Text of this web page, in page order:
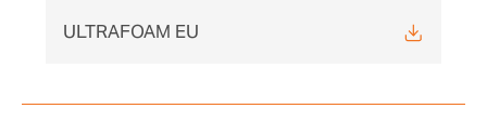
ULTRAFOAM EU